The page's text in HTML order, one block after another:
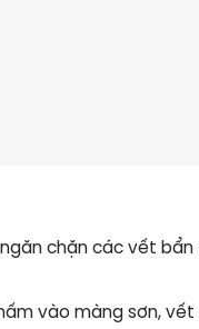
chặn các vết
vào màng sơn,